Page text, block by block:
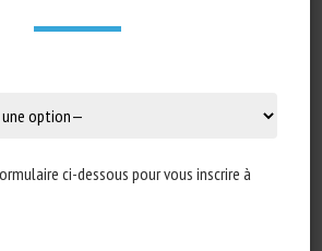
LÉGISLATION DE L’UNION
CITOYENNES
LIÉES AU BIEN-ÊTRE
ci-dessous pour vous inscrire à